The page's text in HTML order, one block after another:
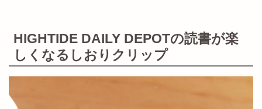
HIGHTIDE DAILY DEPOTの読書が楽
しくなるしおりクリップ